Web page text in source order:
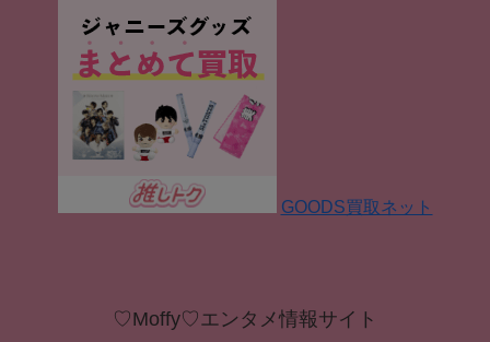
GOODS買取ネット
♡Moffy♡エンタメ情報サイト